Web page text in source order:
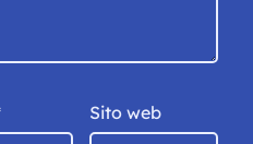
Sito web